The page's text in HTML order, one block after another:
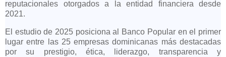
reputacionales otorgados a la entidad financiera desde
2021.
El estudio de 2025 posiciona al Banco Popular en el primer
lugar entre las 25 empresas dominicanas más destacadas
por su prestigio, ética, liderazgo, transparencia y